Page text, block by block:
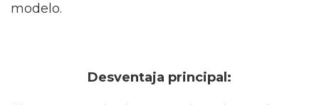
modelo.
Desventaja principal: